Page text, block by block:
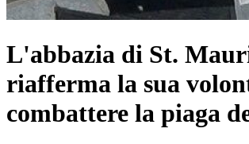
L'abbazia di St.
riafferma la sua
combattere la piaga